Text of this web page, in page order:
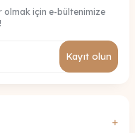
olmak için e-bültenimize
Kayıt olun